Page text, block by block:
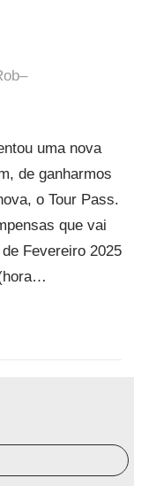
–
uma nova
de ganharmos
o Tour Pass.
que vai
Fevereiro 2025